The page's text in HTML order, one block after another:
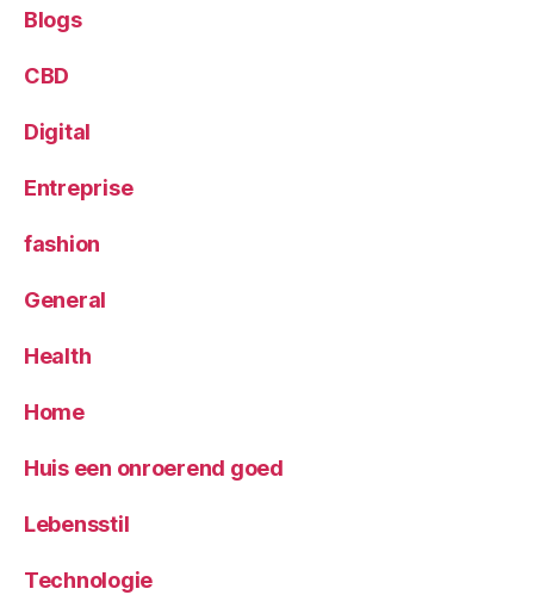
Blogs
CBD
Digital
Entreprise
fashion
General
Health
Home
Huis een onroerend goed
Lebensstil
Technologie